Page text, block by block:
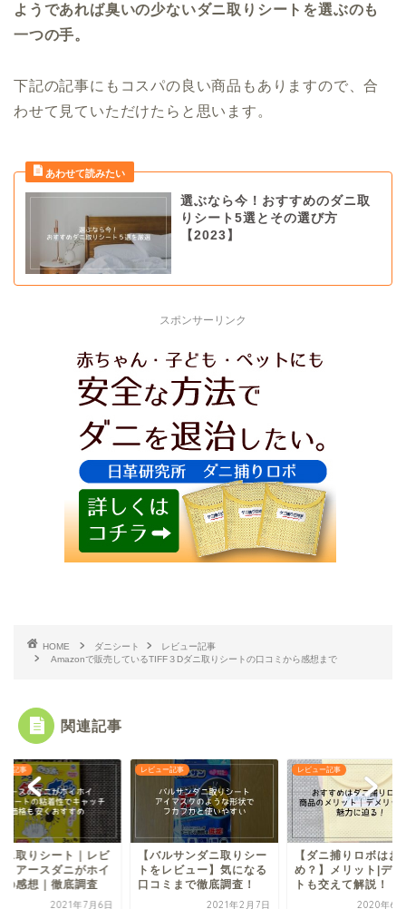
ようであれば臭いの少ないダニ取りシートを選ぶのも
一つの手。
下記の記事にもコスパの良い商品もありますので、合
わせて見ていただけたらと思います。
選ぶなら今！おすすめのダニ取
りシート5選とその選び方
【2023】
スポンサーリンク
HOME ダニシート
レビュー記事
Amazonで販売しているTIFF３Dダニ取りシートの口コミから感想まで
関連記事
ト｜レビ
ニがホイ
底調査
年7月6日
レビュー記事
【バルサンダニ取りシー
トをレビュー】気になる
口コミまで徹底調査！
2021年2月7日
【ダニ捕りロボはおすす
め？】メリット|デメリッ
トも交えて解説！
2020年6月20日